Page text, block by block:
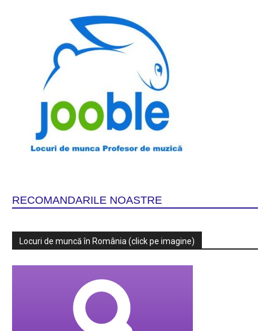
RECOMANDARILE NOASTRE
Locuri de muncă în România (click pe imagine)